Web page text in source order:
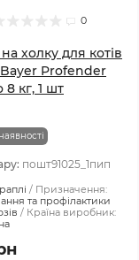
0
холку для котів
Profender
8 кг, 1 шт
пошт91025_1пип
Призначення:
та профілактики
Країна виробник: